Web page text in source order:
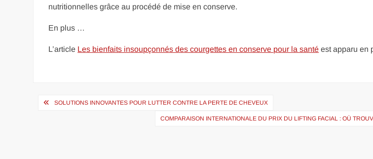
nutritionnelles grâce au procédé de mise en conserve.
En plus …
L’article Les bienfaits insoupçonnés des courgettes en conserve pour la santé est apparu en
Navigation
SOLUTIONS INNOVANTES POUR LUTTER CONTRE LA PERTE DE CHEVEUX
COMPARAISON INTERNATIONALE DU PRIX DU LIFTING FACIAL : OÙ